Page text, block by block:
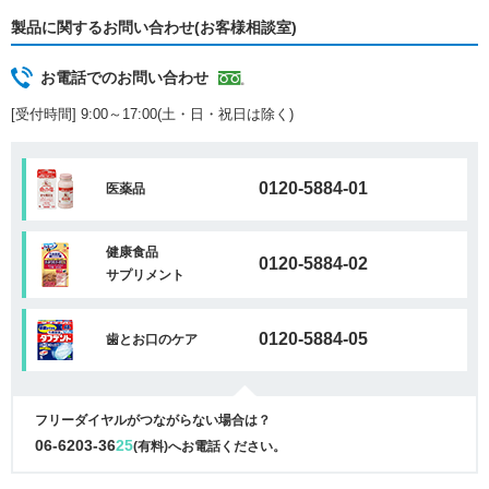
製品に関するお問い合わせ(お客様相談室)
お電話でのお問い合わせ
[受付時間] 9:00～17:00(土・日・祝日は除く)
医薬品 0120-5884-01
健康食品
サプリメント
0120-5884-02
歯とお口のケア 0120-5884-05
フリーダイヤルがつながらない場合は？
06-6203-3625(有料)へお電話ください。